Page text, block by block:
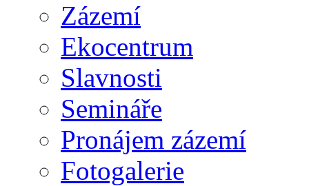
Zázemí
Ekocentrum
Slavnosti
Semináře
Pronájem zázemí
Fotogalerie